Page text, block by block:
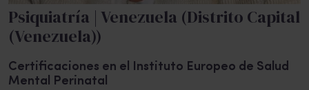
Psiquiatría | Venezuela (Distrito Capital
(Venezuela))
Certificaciones en el Instituto Europeo de Salud
Mental Perinatal